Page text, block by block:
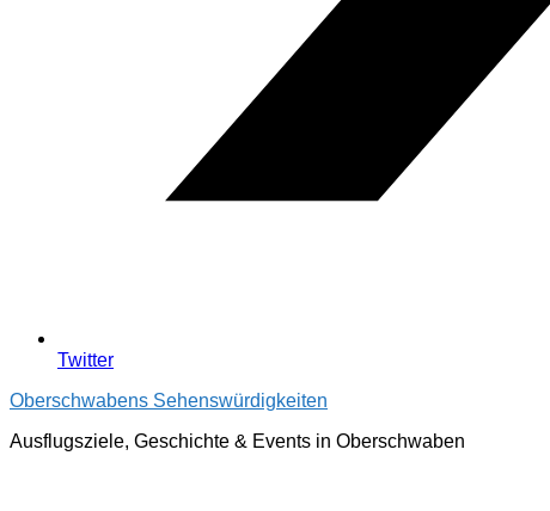
Twitter
Oberschwabens Sehenswürdigkeiten
Ausflugsziele, Geschichte & Events in Oberschwaben